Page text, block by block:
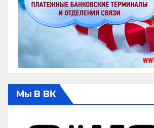
Мы В ВК